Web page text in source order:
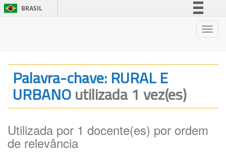
BRASIL
Legislação
Canais
Palavra-chave: RURAL E
URBANOutilizada 1 vez(es)
Utilizada por 1 docente(es) por ordem
de relevância